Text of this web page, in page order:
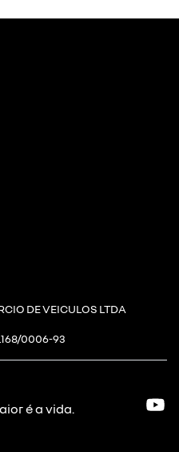
DE VEICULOS LTDA
0006-93
é a vida.